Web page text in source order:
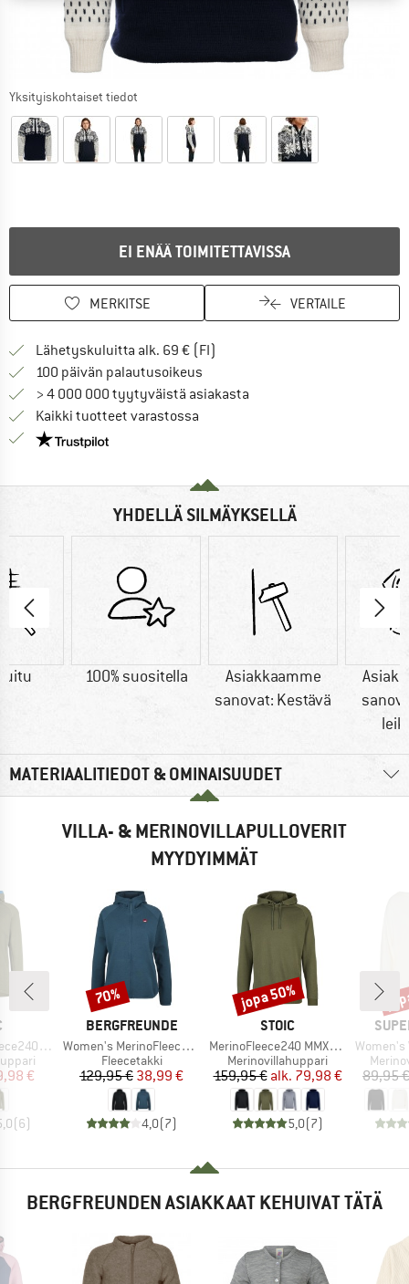
Yksityiskohtaiset tiedot
EI ENÄÄ TOIMITETTAVISSA
MERKITSE VERTAILE
Lähetyskuluitta alk. 69 € (FI)
100 päivän palautusoikeus
> 4 000 000 tyytyväistä asiakasta
Kaikki tuotteet varastossa
Meillä on Trustpilot -sertifiointi - lue lisää tästä!
YHDELLÄ SILMÄYKSELLÄ
100% suositella
Asiakkaamme
sanovat: Kestävä
MATERIAALITIEDOT & OMINAISUUDET
VILLA- & MERINOVILLAPULLOVERIT
MYYDYIMMÄT
Hoody
hinta
€
(6)
MERKKI
BERGFREUNDE
Tuote
Women's MerinoFleece NeuffenBF. Zip Hoody
Tuoteryhmä
Fleecetakki
Hinta
129,95 €Alennettu hinta
38,99 €
4,0(7)
Alennus
70%
MERKKI
STOIC
Tuote
MerinoFleece240 MMXX.Persberg Hoody
Tuoteryhmä
Merinovillahuppari
Hinta
159,95 € Alennettu hinta
alk. 79,98 €
5,0(7)
Alennus
jopa 50%
Tuote
Women's
89,95 €
BERGFREUNDEN ASIAKKAAT KEHUIVAT TÄTÄ